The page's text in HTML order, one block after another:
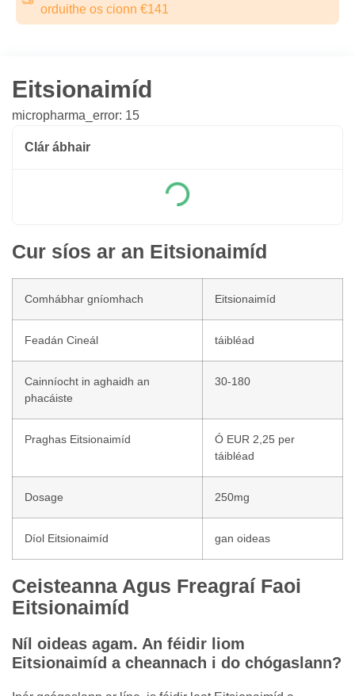
orduithe os cionn €141
Eitsionaimíd
micropharma_error: 15
Clár ábhair
Cur síos ar an Eitsionaimíd
Comhábhar gníomhach Eitsionaimíd
Feadán Cineál táibléad
Cainníocht in aghaidh an
phacáiste
30-180
Praghas Eitsionaimíd
Ó EUR 2,25 per
táibléad
Dosage 250mg
Díol Eitsionaimíd gan oideas
Ceisteanna Agus Freagraí Faoi
Eitsionaimíd
Níl oideas agam. An féidir liom
Eitsionaimíd a cheannach i do chógaslann?